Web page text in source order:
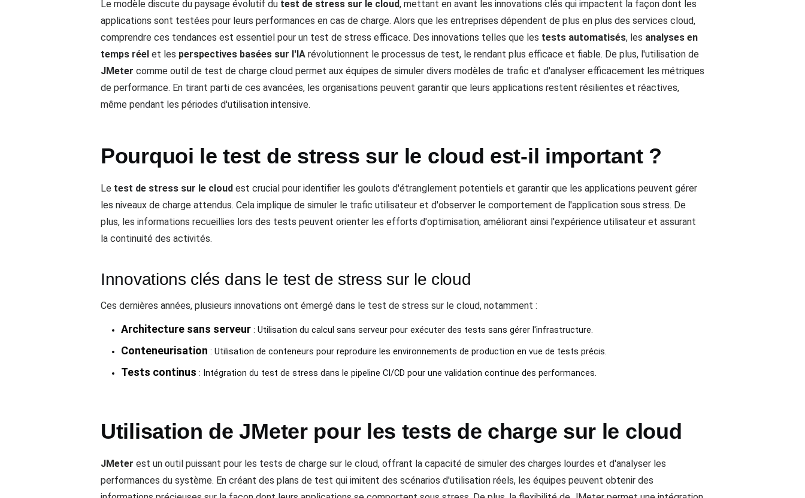
Le modèle discute du paysage évolutif du test de stress sur le cloud, mettant en avant les innovations clés qui impactent la façon dont les
applications sont testées pour leurs performances en cas de charge. Alors que les entreprises dépendent de plus en plus des services cloud,
comprendre ces tendances est essentiel pour un test de stress efficace. Des innovations telles que les tests automatisés, les analyses en
temps réel et les perspectives basées sur l'IA révolutionnent le processus de test, le rendant plus efficace et fiable. De plus, l'utilisation de
JMeter comme outil de test de charge cloud permet aux équipes de simuler divers modèles de trafic et d'analyser efficacement les métriques
de performance. En tirant parti de ces avancées, les organisations peuvent garantir que leurs applications restent résilientes et réactives,
même pendant les périodes d'utilisation intensive.
Pourquoi le test de stress sur le cloud est-il important ?
Le test de stress sur le cloud est crucial pour identifier les goulots d'étranglement potentiels et garantir que les applications peuvent gérer
les niveaux de charge attendus. Cela implique de simuler le trafic utilisateur et d'observer le comportement de l'application sous stress. De
plus, les informations recueillies lors des tests peuvent orienter les efforts d'optimisation, améliorant ainsi l'expérience utilisateur et assurant
la continuité des activités.
Innovations clés dans le test de stress sur le cloud
Ces dernières années, plusieurs innovations ont émergé dans le test de stress sur le cloud, notamment :
Architecture sans serveur: Utilisation du calcul sans serveur pour exécuter des tests sans gérer l'infrastructure.
Conteneurisation : Utilisation de conteneurs pour reproduire les environnements de production en vue de tests précis.
Tests continus : Intégration du test de stress dans le pipeline CI/CD pour une validation continue des performances.
Utilisation de JMeter pour les tests de charge sur le cloud
JMeter est un outil puissant pour les tests de charge sur le cloud, offrant la capacité de simuler des charges lourdes et d'analyser les
performances du système. En créant des plans de test qui imitent des scénarios d'utilisation réels, les équipes peuvent obtenir des